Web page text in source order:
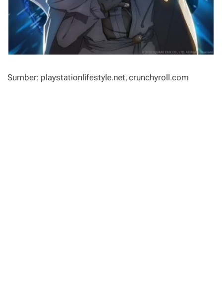
Sumber: playstationlifestyle.net, crunchyroll.com